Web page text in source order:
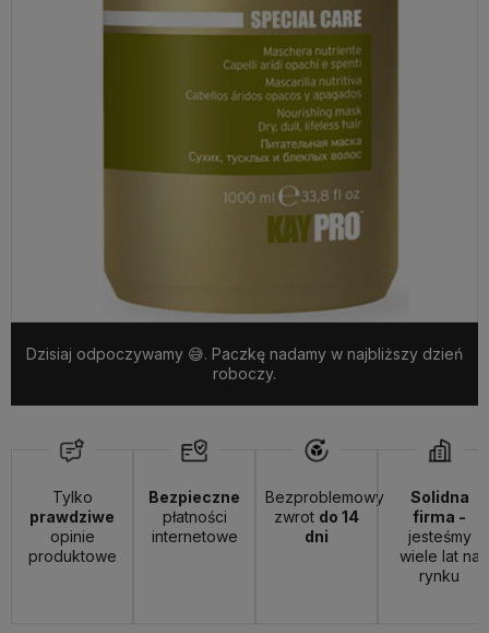
Dzisiaj odpoczywamy 😅. Paczkę nadamy w najbliższy dzień
roboczy.
Tylko
prawdziwe
opinie
produktowe
Bezpieczne
płatności
internetowe
Bezproblemowy
zwrot do 14
dni
Solidna
firma -
jesteśmy
wiele lat na
rynku